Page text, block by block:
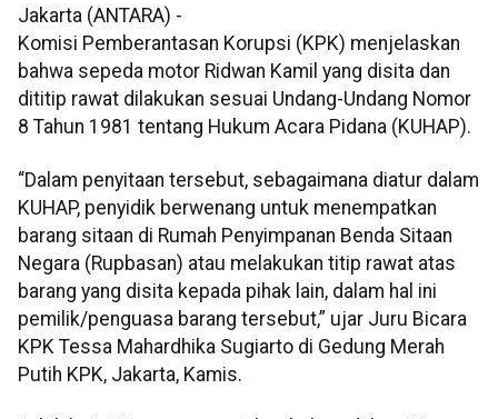
Jakarta (ANTARA) -
Komisi Pemberantasan Korupsi (KPK) menjelaskan
bahwa sepeda motor Ridwan Kamil yang disita dan
dititip rawat dilakukan sesuai Undang-Undang Nomor
8 Tahun 1981 tentang Hukum Acara Pidana (KUHAP).
“Dalam penyitaan tersebut, sebagaimana diatur dalam
KUHAP, penyidik berwenang untuk menempatkan
barang sitaan di Rumah Penyimpanan Benda Sitaan
Negara (Rupbasan) atau melakukan titip rawat atas
barang yang disita kepada pihak lain, dalam hal ini
pemilik/penguasa barang tersebut,” ujar Juru Bicara
KPK Tessa Mahardhika Sugiarto di Gedung Merah
Putih KPK, Jakarta, Kamis.